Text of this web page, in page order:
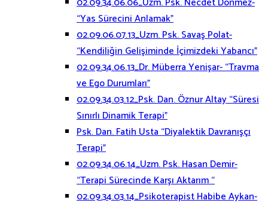
“Yas Sürecini Anlamak”
02.09.06.07.13_Uzm. Psk. Savaş Polat-
“Kendiliğin Gelişiminde İçimizdeki Yabancı”
02.09.34.06.13_Dr. Müberra Yenişar- “Travma
ve Ego Durumları”
02.09.34.03.12_Psk. Dan. Öznur Altay “Süresi
Sınırlı Dinamik Terapi”
Psk. Dan. Fatih Usta “Diyalektik Davranışçı
Terapi”
02.09.34.06.14_Uzm. Psk. Hasan Demir-
“Terapi Sürecinde Karşı Aktarım “
02.09.34.03.14_Psikoterapist Habibe Aykan-